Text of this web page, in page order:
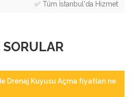
✅ Tüm İstanbul'da Hizmet
Drenaj Kuyusu Açma fiyatları ne